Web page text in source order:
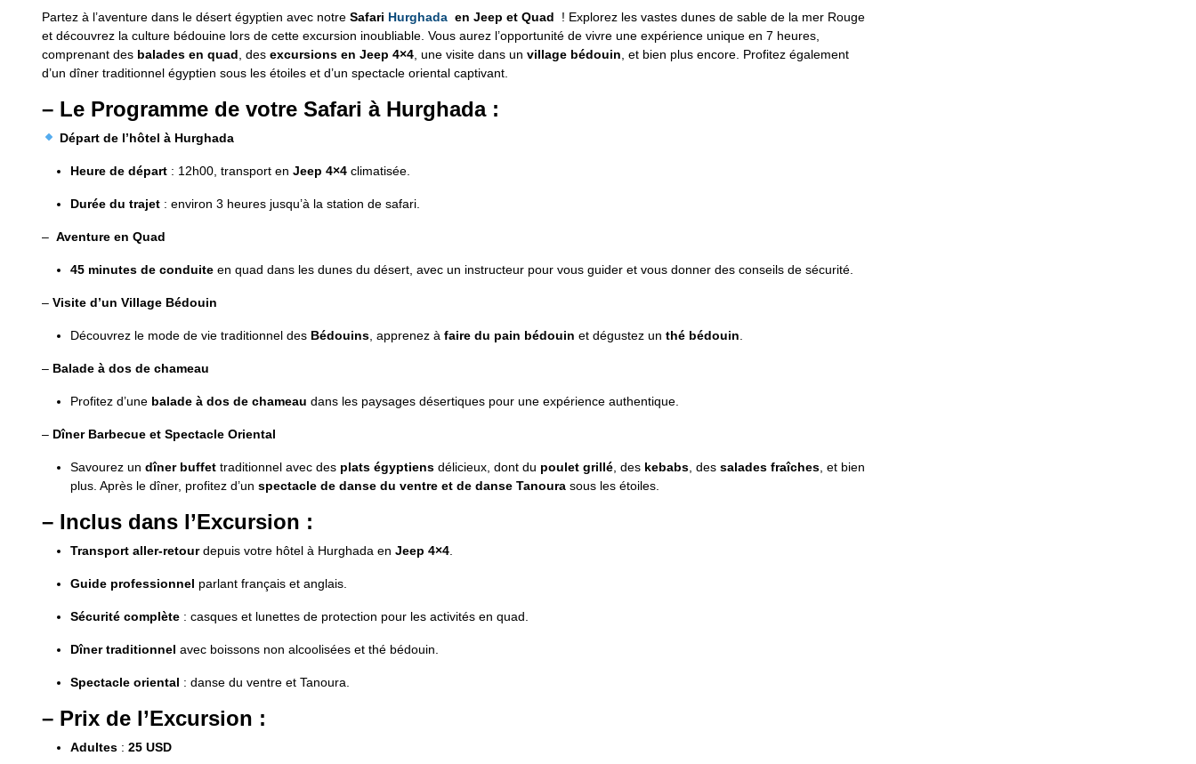
Partez à l’aventure dans le désert égyptien avec notre Safari Hurghada en Jeep et Quad
! Explorez les vastes dunes de sable de la mer Rouge
et découvrez la culture bédouine lors de cette excursion inoubliable. Vous aurez l’opportunité de vivre une expérience unique en 7 heures,
comprenant des balades en quad , des excursions en Jeep 4×4 , une visite dans un village bédouin , et bien plus encore. Profitez également
d’un dîner traditionnel égyptien sous les étoiles et d’un spectacle oriental captivant.
– Le Programme de votre Safari à Hurghada :
Départ de l’hôtel à Hurghada
Heure de départ : 12h00, transport en Jeep 4×4 climatisée.
Durée du trajet : environ 3 heures jusqu’à la station de safari.
– Aventure en Quad
45 minutes de conduite en quad dans les dunes du désert, avec un instructeur pour vous guider et vous donner des conseils de sécurité.
– Visite d’un Village Bédouin
Découvrez le mode de vie traditionnel des Bédouins , apprenez à faire du pain bédouin et dégustez un thé bédouin
– Balade à dos de chameau
Profitez d’une balade à dos de chameau dans les paysages désertiques pour une expérience authentique.
– Dîner Barbecue et Spectacle Oriental
Savourez un dîner buffet traditionnel avec des plats égyptiens délicieux, dont du poulet grillé , des kebabs , des salades fraîches , et bien
plus. Après le dîner, profitez d’un spectacle de danse du ventre et de danse Tanoura sous les étoiles.
– Inclus dans l’Excursion :
Transport aller-retourdepuis votre hôtel à Hurghada en Jeep 4×4
Guide professionnel parlant français et anglais.
Sécurité complète : casques et lunettes de protection pour les activités en quad.
Dîner traditionnel avec boissons non alcoolisées et thé bédouin.
Spectacle oriental : danse du ventre et Tanoura.
– Prix de l’Excursion :
Adultes : 25 USD